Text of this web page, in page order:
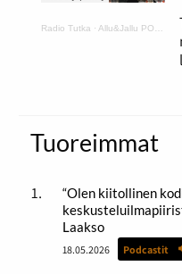
Radio Tutka ·Allu&Jallu PODCAST 5 Risset ja lapsuuden sarjat
Tuoreimmat
“Olen kiitollinen
Laakso
18.05.2026 Podcastit